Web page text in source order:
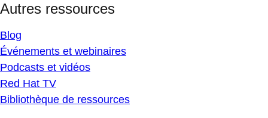
Autres ressources
Blog
Événements et webinaires
Podcasts et vidéos
Red Hat TV
Bibliothèque de ressources